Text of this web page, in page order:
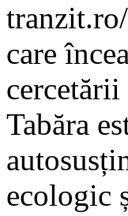
care
Tabăra
ecologic